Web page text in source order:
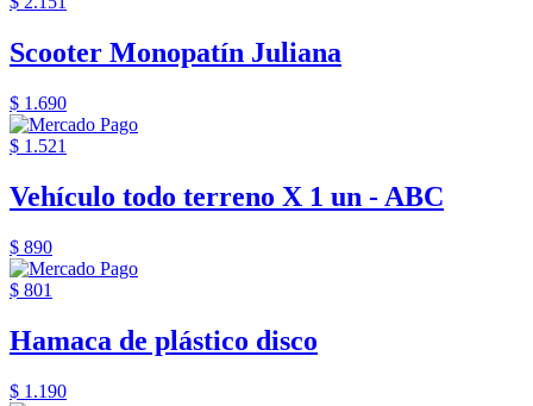
Scooter Monopatín Juliana
$ 1.690
$ 1.521
Vehículo todo terreno X 1 un - ABC
$ 890
$ 801
Hamaca de plástico disco
$ 1.190